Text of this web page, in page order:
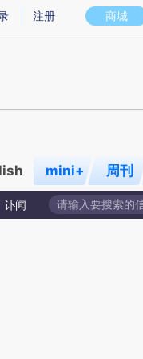
存在偏差。不代表财新观点
商城
注册
mini+ 周刊
讣闻